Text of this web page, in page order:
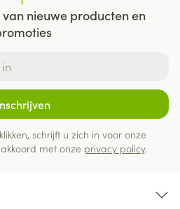
nieuwe producten en
schrijft u zich in voor onze
met onze privacy policy.